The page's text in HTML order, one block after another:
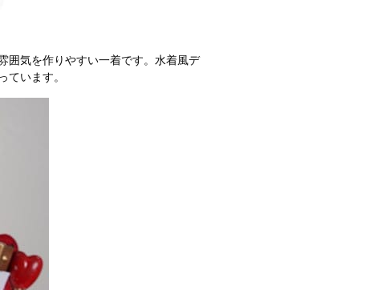
囲気を作りやすい一着です。水着風デ
います。